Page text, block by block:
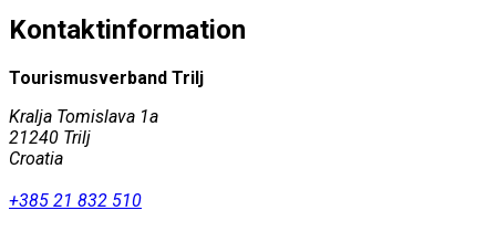
Kontaktinformation
Tourismusverband Trilj
Kralja Tomislava 1a
21240 Trilj
Croatia
+385 21 832 510